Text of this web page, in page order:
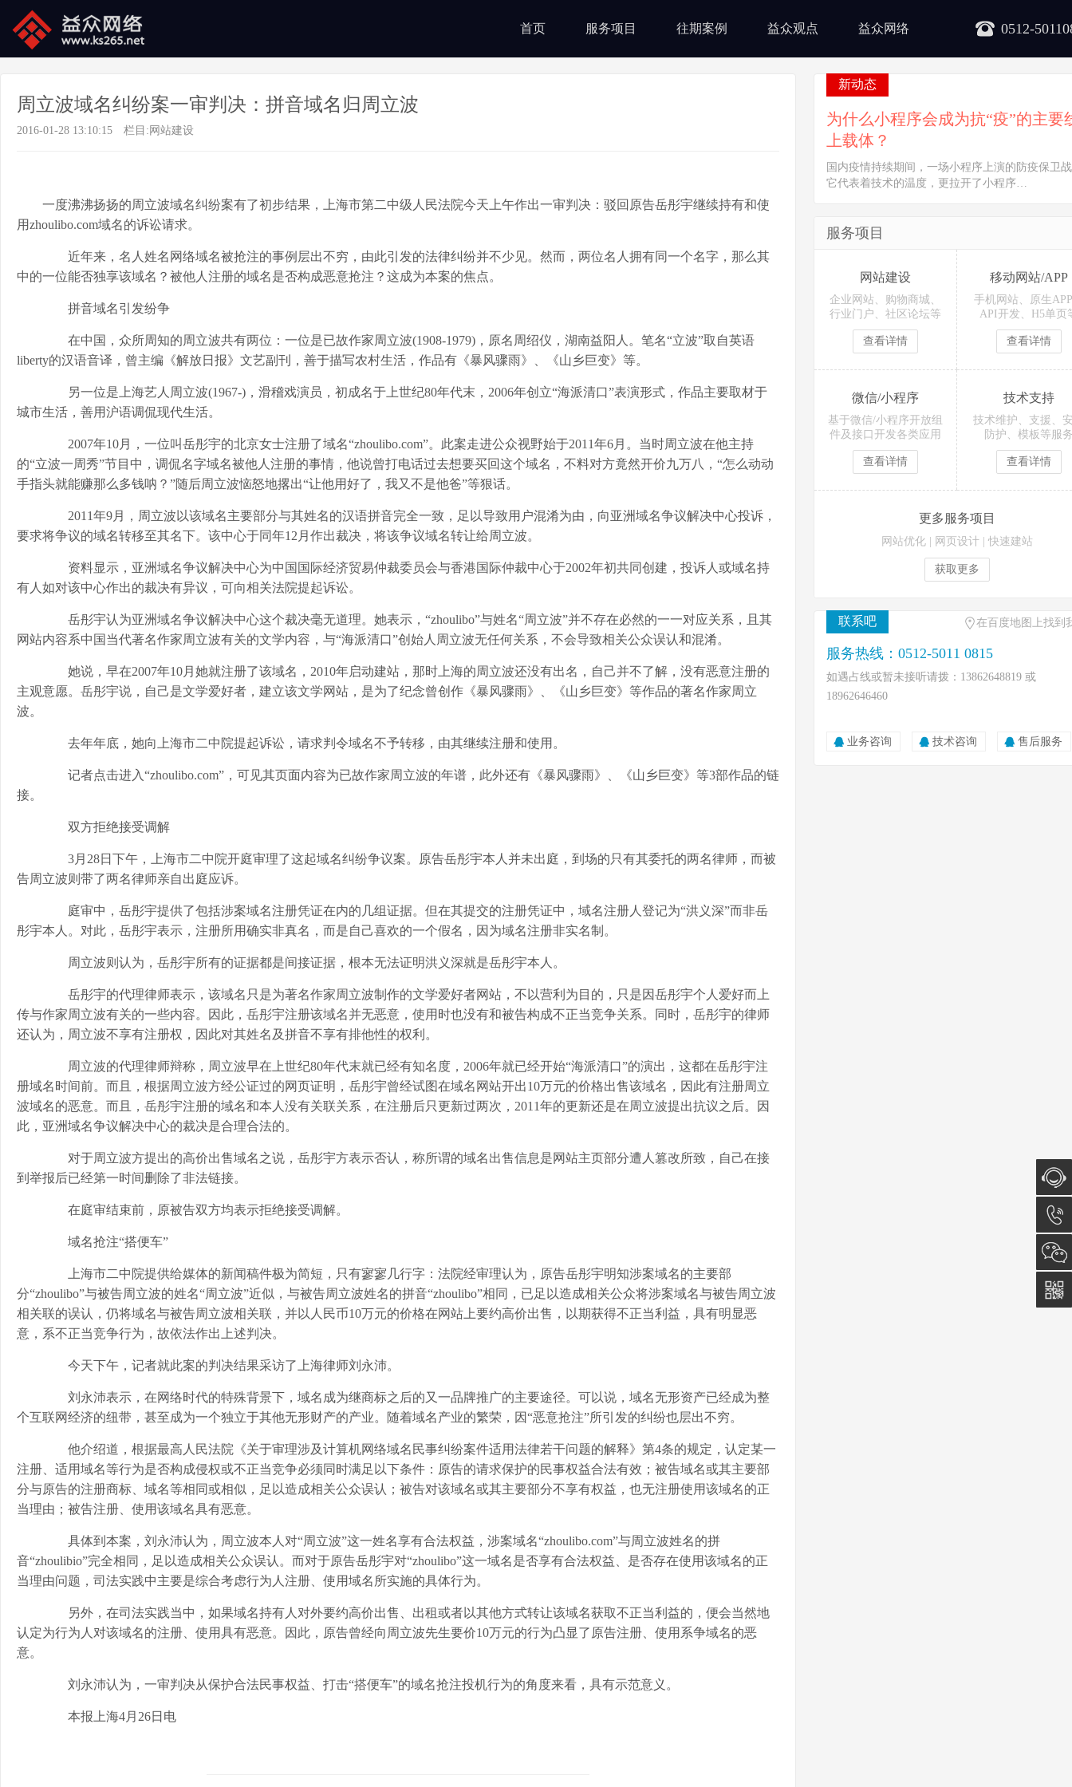
0512-
首页 服务项目 往期案例 益众观点 益众网络
周立波域名纠纷案一审判决：拼音域名归周立波
2016-01-28 13:10:15 栏目: 网站建设
一度沸沸扬扬的周立波域名纠纷案有了初步结果，上海市第二中级人民法院今天上午作出一审判决：驳回原告岳彤宇继续持有和使
用zhoulibo.com域名的诉讼请求。
近年来，名人姓名网络域名被抢注的事例层出不穷，由此引发的法律纠纷并不少见。然而，两位名人拥有同一个名字，那么其
中的一位能否独享该域名？被他人注册的域名是否构成恶意抢注？这成为本案的焦点。
拼音域名引发纷争
在中国，众所周知的周立波共有两位：一位是已故作家周立波(1908-1979)，原名周绍仪，湖南益阳人。笔名“立波”取自英语
liberty的汉语音译，曾主编《解放日报》文艺副刊，善于描写农村生活，作品有《暴风骤雨》、《山乡巨变》等。
另一位是上海艺人周立波(1967-)，滑稽戏演员，初成名于上世纪80年代末，2006年创立“海派清口”表演形式，作品主要取材于
城市生活，善用沪语调侃现代生活。
2007年10月，一位叫岳彤宇的北京女士注册了域名“zhoulibo.com”。此案走进公众视野始于2011年6月。当时周立波在他主持
的“立波一周秀”节目中，调侃名字域名被他人注册的事情，他说曾打电话过去想要买回这个域名，不料对方竟然开价九万八，“怎么动动
手指头就能赚那么多钱呐？”随后周立波恼怒地撂出“让他用好了，我又不是他爸”等狠话。
2011年9月，周立波以该域名主要部分与其姓名的汉语拼音完全一致，足以导致用户混淆为由，向亚洲域名争议解决中心投诉，
要求将争议的域名转移至其名下。该中心于同年12月作出裁决，将该争议域名转让给周立波。
资料显示，亚洲域名争议解决中心为中国国际经济贸易仲裁委员会与香港国际仲裁中心于2002年初共同创建，投诉人或域名持
有人如对该中心作出的裁决有异议，可向相关法院提起诉讼。
岳彤宇认为亚洲域名争议解决中心这个裁决毫无道理。她表示，“zhoulibo”与姓名“周立波”并不存在必然的一一对应关系，且其
网站内容系中国当代著名作家周立波有关的文学内容，与“海派清口”创始人周立波无任何关系，不会导致相关公众误认和混淆。
她说，早在2007年10月她就注册了该域名，2010年启动建站，那时上海的周立波还没有出名，自己并不了解，没有恶意注册的
主观意愿。岳彤宇说，自己是文学爱好者，建立该文学网站，是为了纪念曾创作《暴风骤雨》、《山乡巨变》等作品的著名作家周立
波。
去年年底，她向上海市二中院提起诉讼，请求判令域名不予转移，由其继续注册和使用。
记者点击进入“zhoulibo.com”，可见其页面内容为已故作家周立波的年谱，此外还有《暴风骤雨》、《山乡巨变》等3部作品的链
接。
双方拒绝接受调解
3月28日下午，上海市二中院开庭审理了这起域名纠纷争议案。原告岳彤宇本人并未出庭，到场的只有其委托的两名律师，而被
告周立波则带了两名律师亲自出庭应诉。
庭审中，岳彤宇提供了包括涉案域名注册凭证在内的几组证据。但在其提交的注册凭证中，域名注册人登记为“洪义深”而非岳
彤宇本人。对此，岳彤宇表示，注册所用确实非真名，而是自己喜欢的一个假名，因为域名注册非实名制。
周立波则认为，岳彤宇所有的证据都是间接证据，根本无法证明洪义深就是岳彤宇本人。
岳彤宇的代理律师表示，该域名只是为著名作家周立波制作的文学爱好者网站，不以营利为目的，只是因岳彤宇个人爱好而上
传与作家周立波有关的一些内容。因此，岳彤宇注册该域名并无恶意，使用时也没有和被告构成不正当竞争关系。同时，岳彤宇的律师
还认为，周立波不享有注册权，因此对其姓名及拼音不享有排他性的权利。
周立波的代理律师辩称，周立波早在上世纪80年代末就已经有知名度，2006年就已经开始“海派清口”的演出，这都在岳彤宇注
册域名时间前。而且，根据周立波方经公证过的网页证明，岳彤宇曾经试图在域名网站开出10万元的价格出售该域名，因此有注册周立
波域名的恶意。而且，岳彤宇注册的域名和本人没有关联关系，在注册后只更新过两次，2011年的更新还是在周立波提出抗议之后。因
此，亚洲域名争议解决中心的裁决是合理合法的。
对于周立波方提出的高价出售域名之说，岳彤宇方表示否认，称所谓的域名出售信息是网站主页部分遭人篡改所致，自己在接
到举报后已经第一时间删除了非法链接。
在庭审结束前，原被告双方均表示拒绝接受调解。
域名抢注“搭便车”
上海市二中院提供给媒体的新闻稿件极为简短，只有寥寥几行字：法院经审理认为，原告岳彤宇明知涉案域名的主要部
分“zhoulibo”与被告周立波的姓名“周立波”近似，与被告周立波姓名的拼音“zhoulibo”相同，已足以造成相关公众将涉案域名与被告周立波
相关联的误认，仍将域名与被告周立波相关联，并以人民币10万元的价格在网站上要约高价出售，以期获得不正当利益，具有明显恶
意，系不正当竞争行为，故依法作出上述判决。
今天下午，记者就此案的判决结果采访了上海律师刘永沛。
刘永沛表示，在网络时代的特殊背景下，域名成为继商标之后的又一品牌推广的主要途径。可以说，域名无形资产已经成为整
个互联网经济的纽带，甚至成为一个独立于其他无形财产的产业。随着域名产业的繁荣，因“恶意抢注”所引发的纠纷也层出不穷。
他介绍道，根据最高人民法院《关于审理涉及计算机网络域名民事纠纷案件适用法律若干问题的解释》第4条的规定，认定某一
注册、适用域名等行为是否构成侵权或不正当竞争必须同时满足以下条件：原告的请求保护的民事权益合法有效；被告域名或其主要部
分与原告的注册商标、域名等相同或相似，足以造成相关公众误认；被告对该域名或其主要部分不享有权益，也无注册使用该域名的正
当理由；被告注册、使用该域名具有恶意。
具体到本案，刘永沛认为，周立波本人对“周立波”这一姓名享有合法权益，涉案域名“zhoulibo.com”与周立波姓名的拼
音“zhoulibio”完全相同，足以造成相关公众误认。而对于原告岳彤宇对“zhoulibo”这一域名是否享有合法权益、是否存在使用该域名的正
当理由问题，司法实践中主要是综合考虑行为人注册、使用域名所实施的具体行为。
另外，在司法实践当中，如果域名持有人对外要约高价出售、出租或者以其他方式转让该域名获取不正当利益的，便会当然地
认定为行为人对该域名的注册、使用具有恶意。因此，原告曾经向周立波先生要价10万元的行为凸显了原告注册、使用系争域名的恶
意。
刘永沛认为，一审判决从保护合法民事权益、打击“搭便车”的域名抢注投机行为的角度来看，具有示范意义。
本报上海4月26日电
新动态
为什么小程序会成为抗“疫”的主要
上载体？
国内疫情持续期间，一场小程序上演的防疫保卫
它代表着技术的温度，更拉开了小程序…
服务项目
网站建设
企业网站、购物商城、
行业门户、社区论坛等
查看详情
移动网站/APP
手机网站、原生
API开发、H5单页
查看详情
微信/小程序
基于微信/小程序开放组
件及接口开发各类应用
查看详情
技术支持
技术维护、支援、
防护、模板等服
查看详情
更多服务项目
网站优化 网页设计 快速建站
获取更多
联系吧 在百度地图上找到
服务热线：0512-5011 0815
如遇占线或暂未接听请拨：13862648819 或
18962646460
业务咨询 技术咨询 售后服务
在线咨
询
0512-
5011